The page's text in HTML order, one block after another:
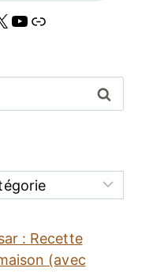
YouTube
Lien
: Recette
(avec